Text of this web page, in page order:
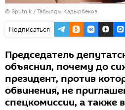
© Sputnik / Табылды Кадырбеков
Подписаться
Председатель
объяснил, почему до
президент, против
обвинения, не
спецкомиссии, а также